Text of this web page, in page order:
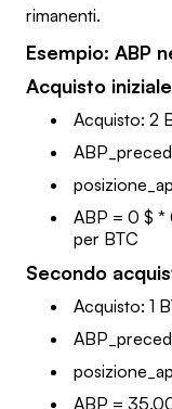
rimanenti.
Esempio: ABP
Acquisto iniziale
Acquisto: 2
ABP = 0 $
per BTC
Secondo
Acquisto: 1
ABP =